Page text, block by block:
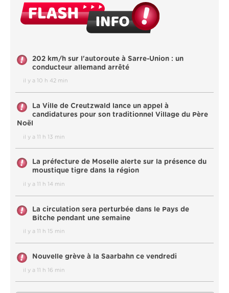
202 km/h sur l'autoroute à Sarre-Union : un
conducteur allemand arrêté
il y a 10 h 42 min
La Ville de Creutzwald lance un appel à
candidatures pour son traditionnel Village du Père
Noël
il y a 11 h 13 min
La préfecture de Moselle alerte sur la présence du
moustique tigre dans la région
il y a 11 h 14 min
La circulation sera perturbée dans le Pays de
Bitche pendant une semaine
il y a 11 h 15 min
Nouvelle grève à la Saarbahn ce vendredi
il y a 11 h 16 min